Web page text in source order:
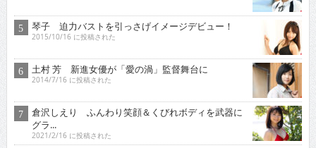
琴子 迫力バストを引っさげイメージデビュー！
2015/10/16 に投稿された
土村 芳 新進女優が「愛の渦」監督舞台に
2014/7/16 に投稿された
倉沢しえり ふんわり笑顔＆くびれボディを武器に
グラ...
2021/2/16 に投稿された